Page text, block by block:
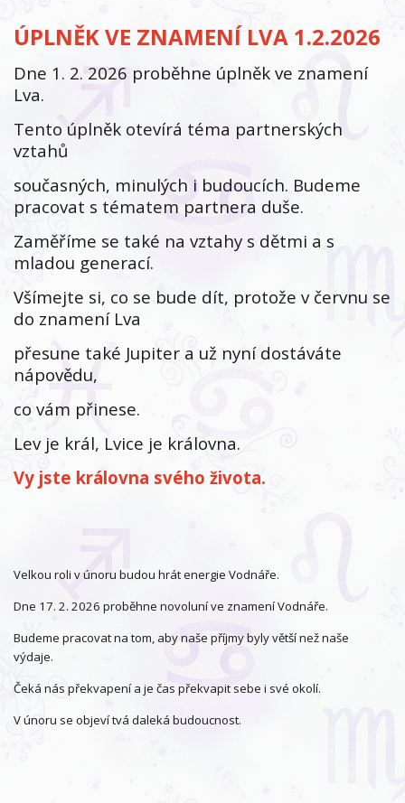
ÚPLNĚK VE ZNAMENÍ LVA 1.2.2026
Dne 1. 2. 2026 proběhne úplněk ve znamení
Lva.
Tento úplněk otevírá téma partnerských
vztahů
současných, minulých i budoucích. Budeme
pracovat s tématem partnera duše.
Zaměříme se také na vztahy s dětmi a s
mladou generací.
Všímejte si, co se bude dít, protože v červnu se
do znamení Lva
přesune také Jupiter a už nyní dostáváte
nápovědu,
co vám přinese.
Lev je král, Lvice je královna.
Vy jste královna svého života.
Velkou roli v únoru budou hrát energie Vodnáře.
Dne 17. 2. 2026 proběhne novoluní ve znamení Vodnáře.
Budeme pracovat na tom, aby naše příjmy byly větší než naše
výdaje.
Čeká nás překvapení a je čas překvapit sebe i své okolí.
V únoru se objeví tvá daleká budoucnost.